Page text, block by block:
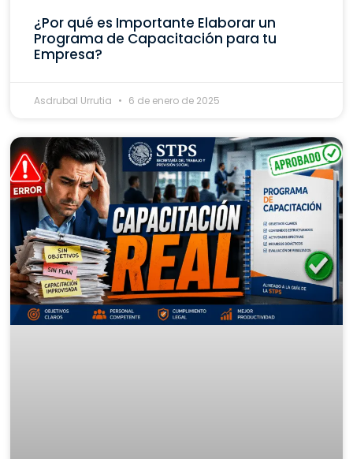
¿Por qué es Importante Elaborar un
Programa de Capacitación para tu
Empresa?
Asdrubal Urrutia 6 de enero de 2025